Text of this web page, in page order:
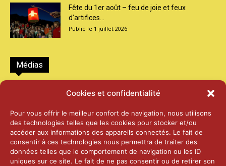
Cookies et confidentialité
Pour vous offrir le meilleur confort de navigation, nous utilisons
des technologies telles que les cookies pour stocker et/ou
accéder aux informations des appareils connectés. Le fait de
consentir à ces technologies nous permettra de traiter des
données telles que le comportement de navigation ou les ID
uniques sur ce site. Le fait de ne pas consentir ou de retirer son
Fête du 1er août – feu de joie et feux
d’artifices...
1 juillet 2026
Médias
2026 – Laiterie d’Orsières et Abbaye de St-
25 juin 2026
2025 – Palais Fédéral – Berne
25 juin 2026